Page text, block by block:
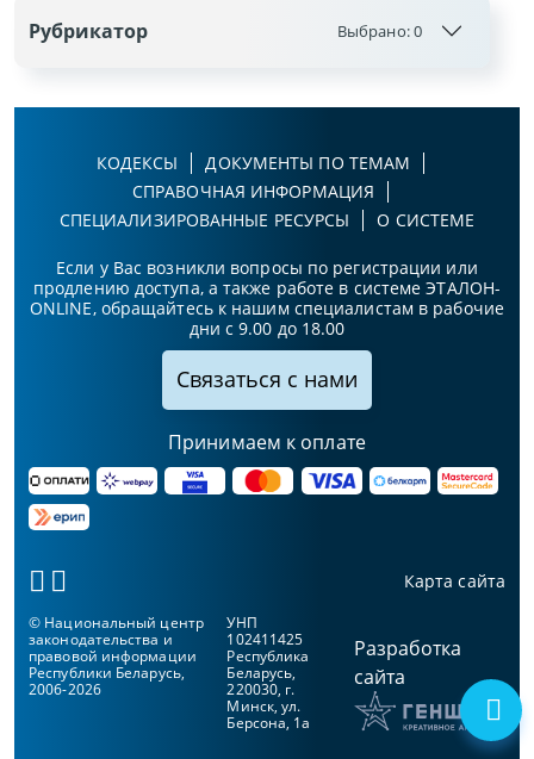
Рубрикатор Выбрано:0
КОДЕКСЫ
ДОКУМЕНТЫ ПО ТЕМАМ
СПРАВОЧНАЯ ИНФОРМАЦИЯ
СПЕЦИАЛИЗИРОВАННЫЕ РЕСУРСЫ
О СИСТЕМЕ
Если у Вас возникли вопросы по регистрации или
продлению доступа, а также работе в системе ЭТАЛОН-
ONLINE, обращайтесь к нашим специалистам в рабочие
дни с 9.00 до 18.00
Связаться с нами
Принимаем к оплате
Карта сайта
© Национальный центр
законодательства и
правовой информации
Республики Беларусь,
2006-2026
УНП
102411425
Республика
Беларусь,
220030, г.
Минск, ул.
Берсона, 1а
Разработка
сайта